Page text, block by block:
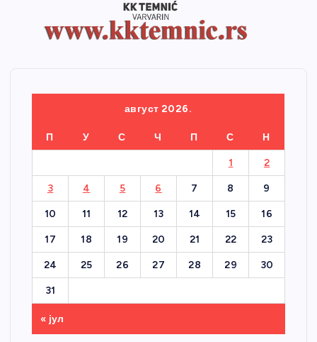
август 2026.
П У С Ч П С Н
1 2
3 4 5 6 7 8 9
10 11 12 13 14 15 16
17 18 19 20 21 22 23
24 25 26 27 28 29 30
31
« јул